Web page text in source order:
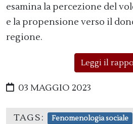
esamina la percezione del
e la propensione verso il
regione.
Leggi il
03 MAGGIO 2023
TAGS: Fenomenologia sociale